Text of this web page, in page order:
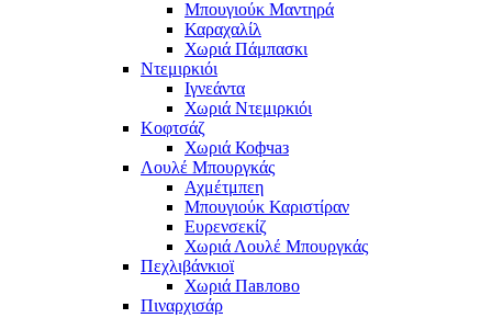
Μπουγιούκ Μαντηρά
Καραχαλίλ
Χωριά Πάμπασκι
Ντεμιρκιόι
Ιγνεάντα
Χωριά Ντεμιρκιόι
Κοφτσάζ
Χωριά Кофчаз
Λουλέ Μπουργκάς
Αχμέτμπεη
Μπουγιούκ Καριστίραν
Ευρενσεκίζ
Χωριά Λουλέ Μπουργκάς
Πεχλιβάνκιοϊ
Χωριά Павлово
Πιναρχισάρ